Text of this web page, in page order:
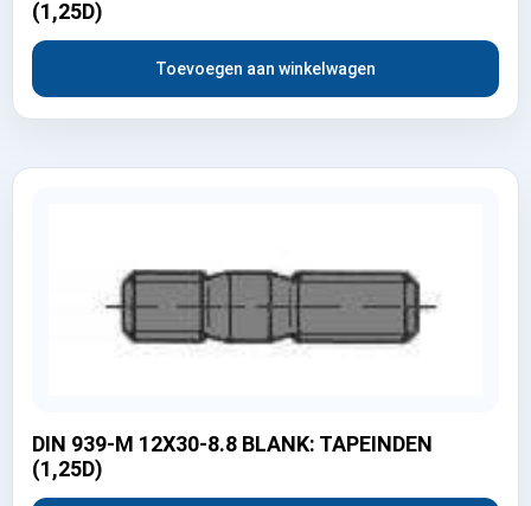
(1,25D)
Toevoegen aan winkelwagen
DIN 939-M 12X30-8.8 BLANK: TAPEINDEN
(1,25D)